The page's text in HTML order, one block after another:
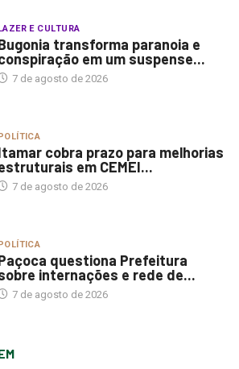
LAZER E CULTURA
transforma paranoia e
em um suspense...
7 de agosto de 2026
POLÍTICA
cobra prazo para melhorias
em CEMEI...
7 de agosto de 2026
POLÍTICA
questiona Prefeitura
internações e rede de...
7 de agosto de 2026